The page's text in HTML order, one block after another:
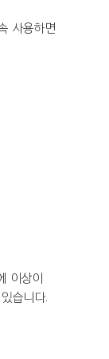
사용하면
이상이
습니다.